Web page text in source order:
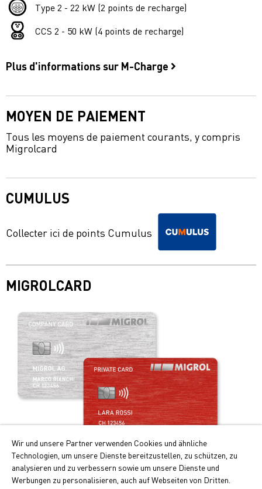
Type 2 - 22 kW (2 points de recharge)
CCS 2 - 50 kW (4 points de recharge)
Plus d'informations sur M-Charge
MOYEN DE PAIEMENT
Tous les moyens de paiement courants, y compris
Migrolcard
CUMULUS
Collecter ici de points Cumulus
MIGROLCARD
Profitez de la carte de paiement intelligente!
Les principaux avantages de la Migrolcard:
Wir und unsere Partner verwenden Cookies und ähnliche
Technologien, um unsere Dienste bereitzustellen, zu schützen, zu
analysieren und zu verbessern sowie um unsere Dienste und
Werbungen zu personalisieren, auch auf Webseiten von Dritten.